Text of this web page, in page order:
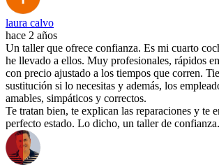
laura calvo
hace 2 años
Un taller que ofrece confianza. Es mi cuarto
he llevado a ellos. Muy profesionales, rápidos
con precio ajustado a los tiempos que corren.
sustitución si lo necesitas y además, los
amables, simpáticos y correctos.
Te tratan bien, te explican las reparaciones y te
perfecto estado. Lo dicho, un taller de confianza.